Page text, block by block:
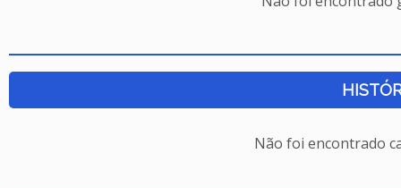
Não foi encontrado